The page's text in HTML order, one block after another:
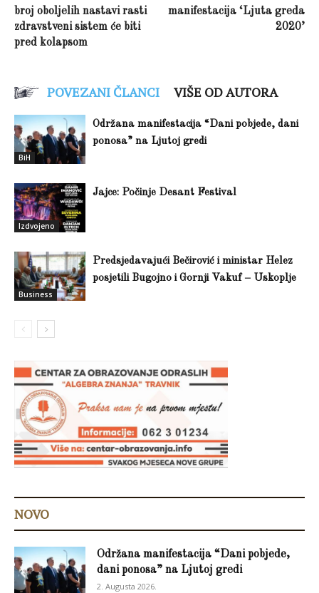
broj oboljelih nastavi rasti
zdravstveni sistem će biti
pred kolapsom
manifestacija ‘Ljuta greda
2020’
POVEZANI ČLANCI VIŠE OD AUTORA
BiH
Održana manifestacija “Dani pobjede, dani
ponosa” na Ljutoj gredi
Izdvojeno
Jajce: Počinje Desant Festival
Business
Predsjedavajući Bečirović i ministar Helez
posjetili Bugojno i Gornji Vakuf – Uskoplje
NOVO
Održana manifestacija “Dani pobjede,
dani ponosa” na Ljutoj gredi
2. Augusta 2026.